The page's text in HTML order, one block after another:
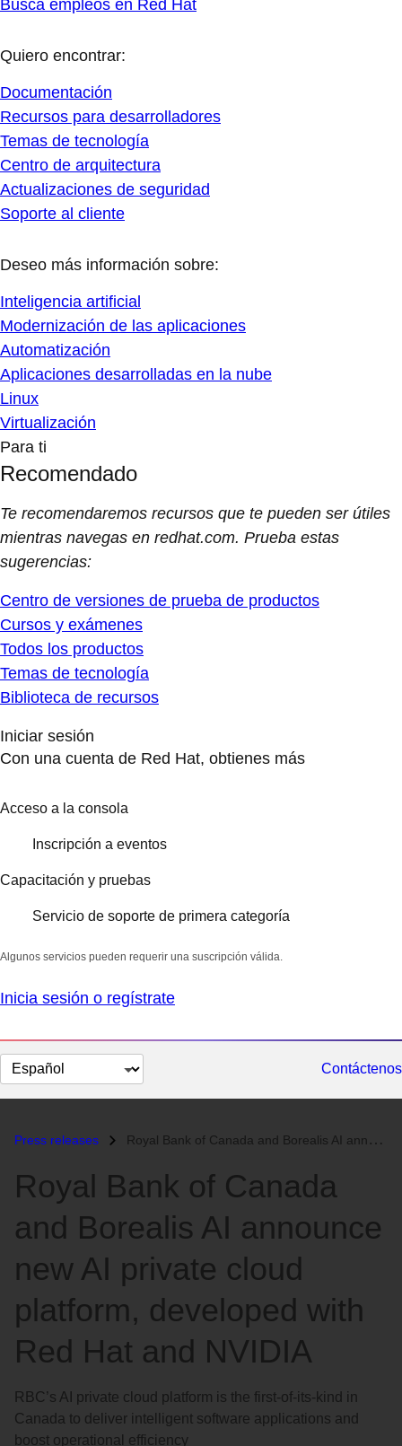
Busca empleos en Red Hat
Quiero encontrar:
Documentación
Recursos para desarrolladores
Temas de tecnología
Centro de arquitectura
Actualizaciones de seguridad
Soporte al cliente
Deseo más información sobre:
Inteligencia artificial
Modernización de las aplicaciones
Automatización
Aplicaciones desarrolladas en la nube
Linux
Virtualización
Para ti
Recomendado
Te recomendaremos recursos que te pueden ser útiles
mientras navegas en redhat.com. Prueba estas
sugerencias:
Centro de versiones de prueba de productos
Cursos y exámenes
Todos los productos
Temas de tecnología
Biblioteca de recursos
Iniciar sesión
Con una cuenta de Red Hat, obtienes más
Acceso a la consola
Inscripción a eventos
Capacitación y pruebas
Servicio de soporte de primera categoría
Algunos servicios pueden requerir una suscripción válida.
Inicia sesión o regístrate
Cambiar
el
Contáctenos
Press releases Royal Bank of Canada and Borealis AI announce new AI private cloud pla...
Royal Bank of Canada
and Borealis AI announce
new AI private cloud
platform, developed with
Red Hat and NVIDIA
RBC’s AI private cloud platform is the first-of-its-kind in
Canada to deliver intelligent software applications and
boost operational efficiency